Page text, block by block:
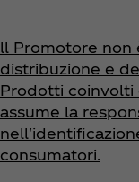
ll Promotore non
distribuzione e
Prodotti coinvolti
assume la
consumatori.